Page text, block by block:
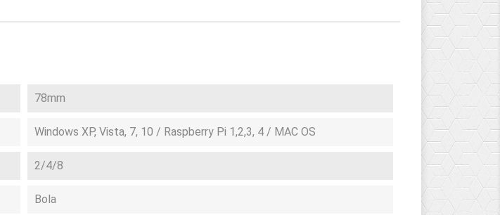
78mm
Windows XP, Vista, 7, 10 / Raspberry Pi 1,2,3, 4 / MAC OS
2/4/8
Bola